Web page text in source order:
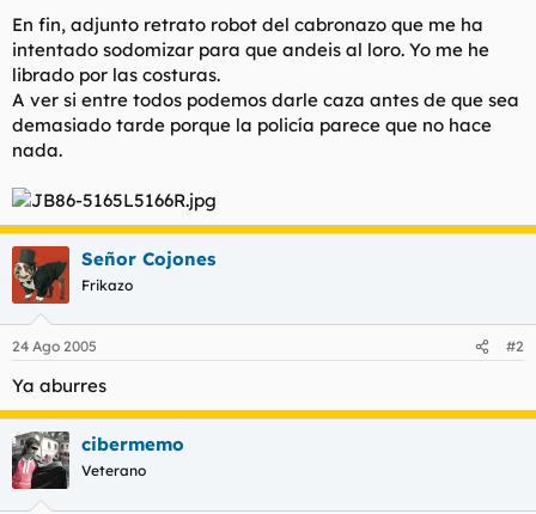
t
e
a
o
En fin, adjunto retrato robot del cabronazo que me ha
intentado sodomizar para que andeis al loro. Yo me he
librado por las costuras.
A ver si entre todos podemos darle caza antes de que sea
demasiado tarde porque la policía parece que no hace
nada.
Señor Cojones
Frikazo
24 Ago 2005 #2
Ya aburres
cibermemo
Veterano